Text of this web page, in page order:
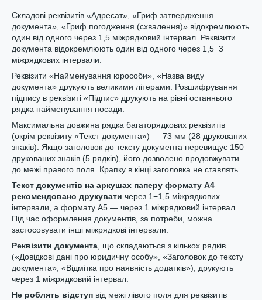
Складові реквізитів «Адресат», «Гриф затвердження
документа», «Гриф погодження (схвалення)» відокремлюють
один від одного через 1,5 міжрядковий інтервал. Реквізити
документа відокремлюють один від одного через 1,5−3
міжрядкових інтервали.
Реквізити «Найменування юрособи», «Назва виду
документа» друкують великими літерами. Розшифрування
підпису в реквізиті «Підпис» друкують на рівні останнього
рядка найменування посади.
Максимальна довжина рядка багаторядкових реквізитів
(окрім реквізиту «Текст документа») — 73 мм (28 друкованих
знаків). Якщо заголовок до тексту документа перевищує 150
друкованих знаків (5 рядків), його дозволено продовжувати
до межі правого поля. Крапку в кінці заголовка не ставлять.
Текст документів на аркушах паперу формату А4
рекомендовано друкувати через 1−1,5 міжрядкових
інтервали, а формату А5 — через 1 міжрядковий інтервал.
Під час оформлення документів, за потреби, можна
застосовувати інші міжрядкові інтервали.
Реквізити документа , що складаються з кількох рядків
(«Довідкові дані про юридичну особу», «Заголовок до тексту
документа», «Відмітка про наявність додатків»), друкують
через 1 міжрядковий інтервал.
Не роблять відступ від межі лівого поля для реквізитів